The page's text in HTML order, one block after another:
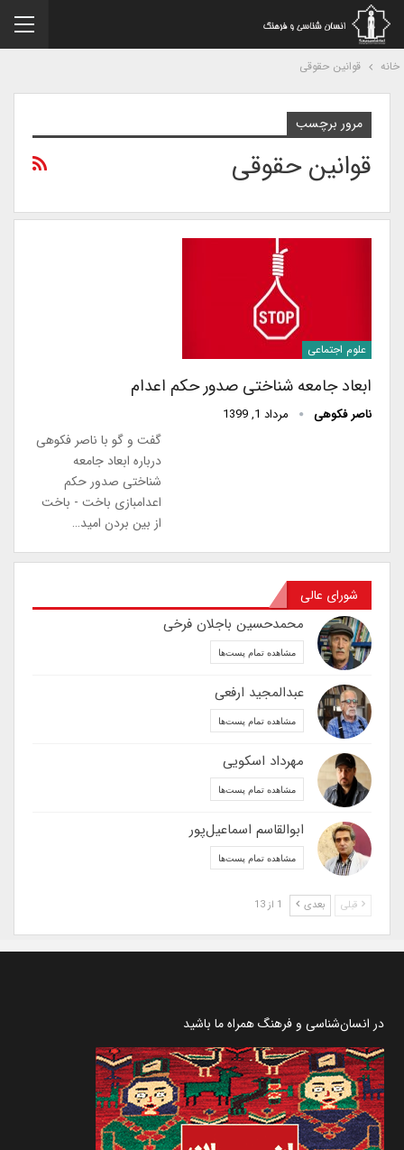
قوانین حقوقی
مرور برچسب
قوانین حقوقی
علوم اجتماعی
ابعاد جامعه شناختی صدور حکم اعدام
ناصر فکوهی مرداد 1, 1399
گفت و گو با ناصر فکوهی
درباره ابعاد جامعه
شناختی صدور حکم
اعدامبازی باخت - باخت
از بین بردن امید…
شورای عالی
محمدحسین باجلان فرخی
مشاهده تمام پست‌ها
عبدالمجید ارفعی
مشاهده تمام پست‌ها
مهرداد اسکویی
مشاهده تمام پست‌ها
ابوالقاسم اسماعیل‌پور
مشاهده تمام پست‌ها
قبلی بعدی
در انسان‌شناسی و فرهنگ همراه ما باشید